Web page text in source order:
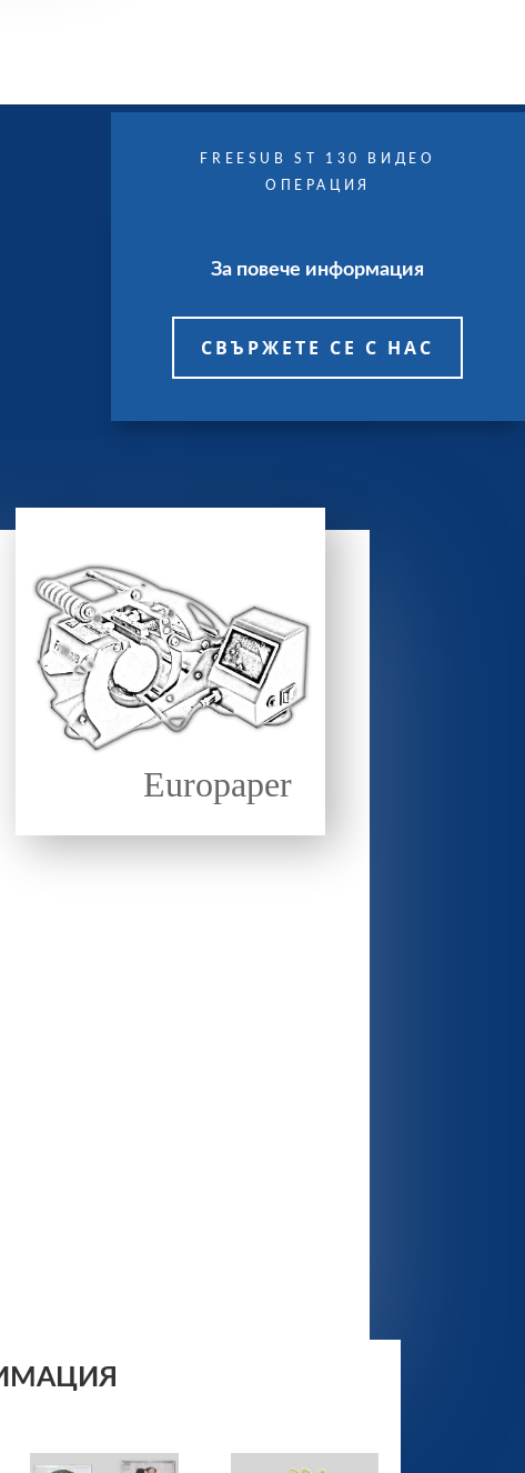
FREESUB ST 130 ВИДЕО
ОПЕРАЦИЯ
За повече информация
СВЪРЖЕТЕ СЕ С НАС
Europaper